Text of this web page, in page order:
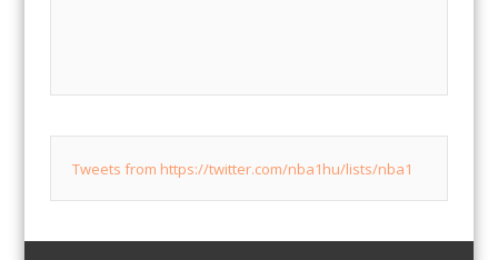
Tweets from https://twitter.com/nba1hu/lists/nba1